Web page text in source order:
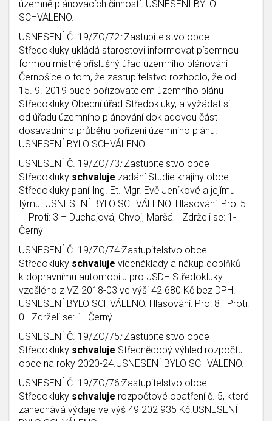
územně plánovacích činností. USNESENÍ BYLO
SCHVÁLENO.
USNESENÍ Č. 19/ZO/72:Zastupitelstvo obce
Středokluky ukládá starostovi informovat písemnou
formou místně příslušný úřad územního plánování
Černošice o tom, že zastupitelstvo rozhodlo, že od
15. 9. 2019 bude pořizovatelem územního plánu
Středokluky Obecní úřad Středokluky, a vyžádat si
od úřadu územního plánování dokladovou část
dosavadního průběhu pořízení územního plánu.
USNESENÍ BYLO SCHVÁLENO.
USNESENÍ Č. 19/ZO/73:Zastupitelstvo obce
Středokluky schvaluje zadání Studie krajiny obce
Středokluky paní Ing. Et. Mgr. Evě Jeníkové a jejímu
týmu. USNESENÍ BYLO SCHVÁLENO. Hlasování: Pro: 5
Proti: 3 – Duchajová, Chvoj, Maršál Zdrželi se: 1-
Černý
USNESENÍ Č. 19/ZO/74:Zastupitelstvo obce
Středokluky schvaluje vícenáklady a nákup doplňků
k dopravnímu automobilu pro JSDH Středokluky
vzešlého z VZ 2018-03 ve výši 42 680 Kč bez DPH.
USNESENÍ BYLO SCHVÁLENO. Hlasování: Pro: 8 Proti:
0 Zdrželi se: 1- Černý
USNESENÍ Č. 19/ZO/75:Zastupitelstvo obce
Středokluky schvaluje Střednědobý výhled rozpočtu
obce na roky 2020-24.USNESENÍ BYLO SCHVÁLENO.
USNESENÍ Č. 19/ZO/76:Zastupitelstvo obce
Středokluky schvaluje rozpočtové opatření č. 5, které
zanechává výdaje ve výš 49 202 935 Kč.USNESENÍ